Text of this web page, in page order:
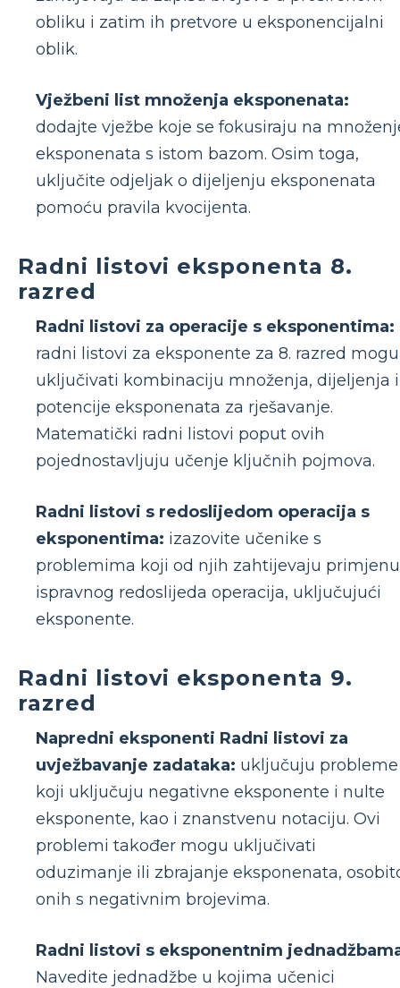
obliku i zatim ih pretvore u eksponencijalni
oblik.
Vježbeni list množenja eksponenata:
dodajte vježbe koje se fokusiraju na
eksponenata s istom bazom. Osim toga,
uključite odjeljak o dijeljenju eksponenata
pomoću pravila kvocijenta.
Radni listovi eksponenta 8.
razred
Radni listovi za operacije s eksponentima:
radni listovi za eksponente za 8. razred mogu
uključivati ​​kombinaciju množenja, dijeljenja i
potencije eksponenata za rješavanje.
Matematički radni listovi poput ovih
pojednostavljuju učenje ključnih pojmova.
Radni listovi s redoslijedom operacija s
eksponentima: izazovite učenike s
problemima koji od njih zahtijevaju primjenu
ispravnog redoslijeda operacija, uključujući
eksponente.
Radni listovi eksponenta 9.
razred
Napredni eksponenti Radni listovi za
uvježbavanje zadataka: uključuju probleme
koji uključuju negativne eksponente i nulte
eksponente, kao i znanstvenu notaciju. Ovi
problemi također mogu uključivati ​​
oduzimanje ili zbrajanje eksponenata,
onih s negativnim brojevima.
Radni listovi s eksponentnim
Navedite jednadžbe u kojima učenici